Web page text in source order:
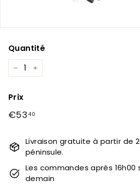
Quantité
− +
Prix
Prix
€53 40
Livraison gratuite à partir de
péninsule.
Les commandes après
demain